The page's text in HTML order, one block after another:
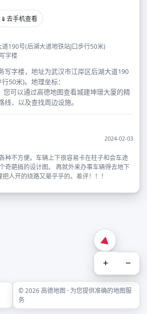
📱 去手机查看
190号(后湖大道地铁站J口步行50米)
字楼
写字楼，地址为武汉市江岸区后湖大道190
50米)。地理坐标：
您可以通过高德地图查看城建坤璟大厦的精
，以及查找周边设施。
2024-02-03
种不方便。车辆上下很容易卡在柱子和会车途
奇葩搞的设计图。 再就外来办事车辆得去地下
人开的绕路又晕乎乎的。差评！！！
+ −
© 2026 高德地图 · 为您提供准确的地图服
务